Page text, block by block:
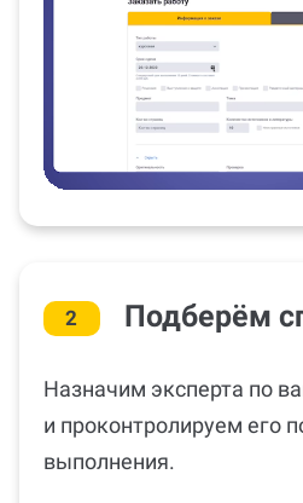
2 Подберём
Назначим эксперта по
и проконтролируем его
выполнения.